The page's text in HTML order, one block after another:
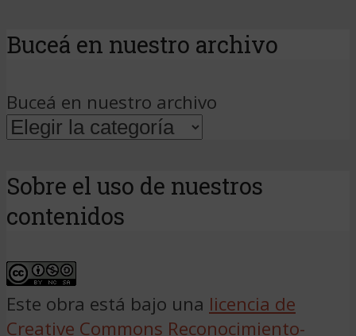
Buceá en nuestro archivo
Buceá en nuestro archivo
Sobre el uso de nuestros
contenidos
Este obra está bajo una licencia de
Creative Commons Reconocimiento-